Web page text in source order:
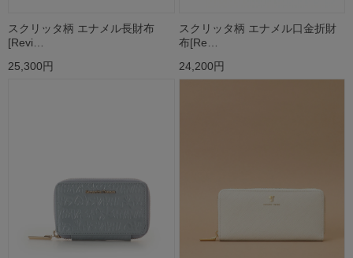
スクリッタ柄 エナメル長財布
[Revi…
25,300円
スクリッタ柄 エナメル口金折財
布[Re…
24,200円